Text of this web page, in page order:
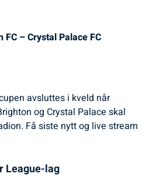
– Crystal Palace FC
avsluttes i kveld når
og Crystal Palace skal
Få siste nytt og live stream
League-lag